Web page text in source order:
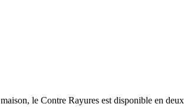
le Contre Rayures est disponible en